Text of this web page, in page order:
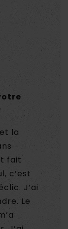
la
fait
c’est
J’ai
Le